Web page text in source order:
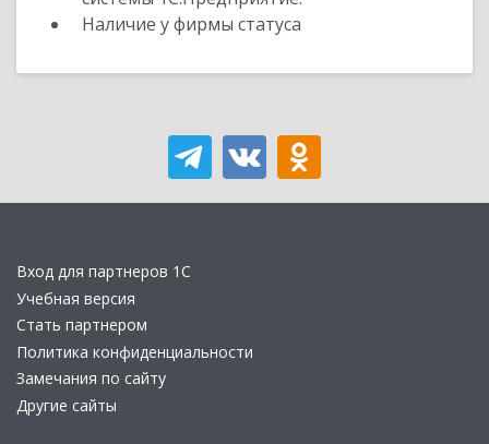
Наличие у фирмы статуса
Вход для партнеров 1С
Учебная версия
Стать партнером
Политика конфиденциальности
Замечания по сайту
Другие сайты